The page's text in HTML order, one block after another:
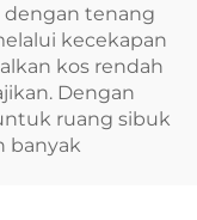
tenang
kecekapan
kos rendah
Dengan
ruang sibuk
banyak